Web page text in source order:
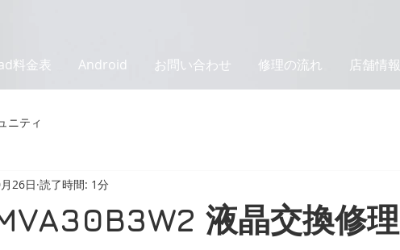
料金表 Android お問い合わせ 修理の流れ 店舗情報
ニティ
液晶交換修理
26日 読了時間: 1分